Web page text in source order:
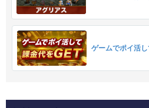
ゲームでポイ活し